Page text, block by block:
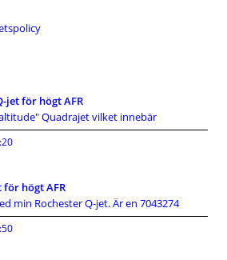
jet för högt AFR
Quadrajet vilket innebär
för högt AFR
min Rochester Q-jet. Är en 7043274